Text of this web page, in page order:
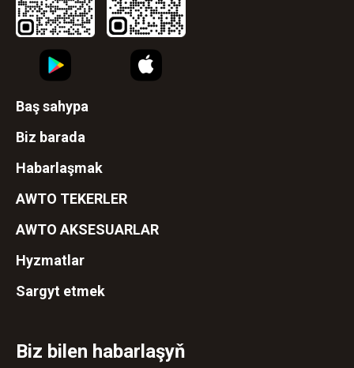
Baş sahypa
Biz barada
Habarlaşmak
AWTO TEKERLER
AWTO AKSESUARLAR
Hyzmatlar
Sargyt etmek
Biz bilen habarlaşyň